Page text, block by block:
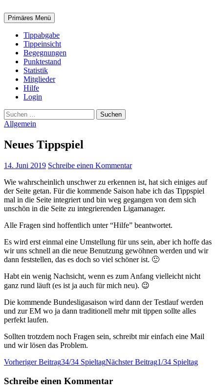
Suchen
Primäres Menü Zum
Inhalt
springen
Tippabgabe
Tippeinsicht
Begegnungen
Punktestand
Statistik
Mitglieder
Hilfe
Login
Suchen
nach:
Allgemein
Neues Tippspiel
14. Juni 2019 Schreibe einen Kommentar
Wie wahrscheinlich unschwer zu erkennen ist, hat sich einiges auf
der Seite getan. Für die kommende Saison habe ich das Tippspiel
mal in die Seite integriert und bin weg gegangen von dem sich
unschön in die Seite zu integrierenden Ligamanager.
Alle Fragen sind hoffentlich unter “Hilfe” beantwortet.
Es wird erst einmal eine Umstellung für uns sein, aber ich hoffe das
wir uns schnell an die neue Benutzung gewöhnen werden und wir
dann feststellen, das es doch so viel schöner ist. 🙂
Habt ein wenig Nachsicht, wenn es zum Anfang vielleicht nicht
ganz rund läuft (es ist ja auch für mich neu). 😉
Die kommende Bundesligasaison wird dann der Testlauf werden
und zur EM wo ja dann traditionell mehr mit tippen sollte alles
perfekt laufen.
Sollten trotzdem noch Fragen sein, schreibt mir einfach eine Mail
und wir lösen das Problem.
Beitragsnavigation
Vorheriger Beitrag34/34 SpieltagNächster Beitrag1/34 Spieltag
Schreibe einen Kommentar